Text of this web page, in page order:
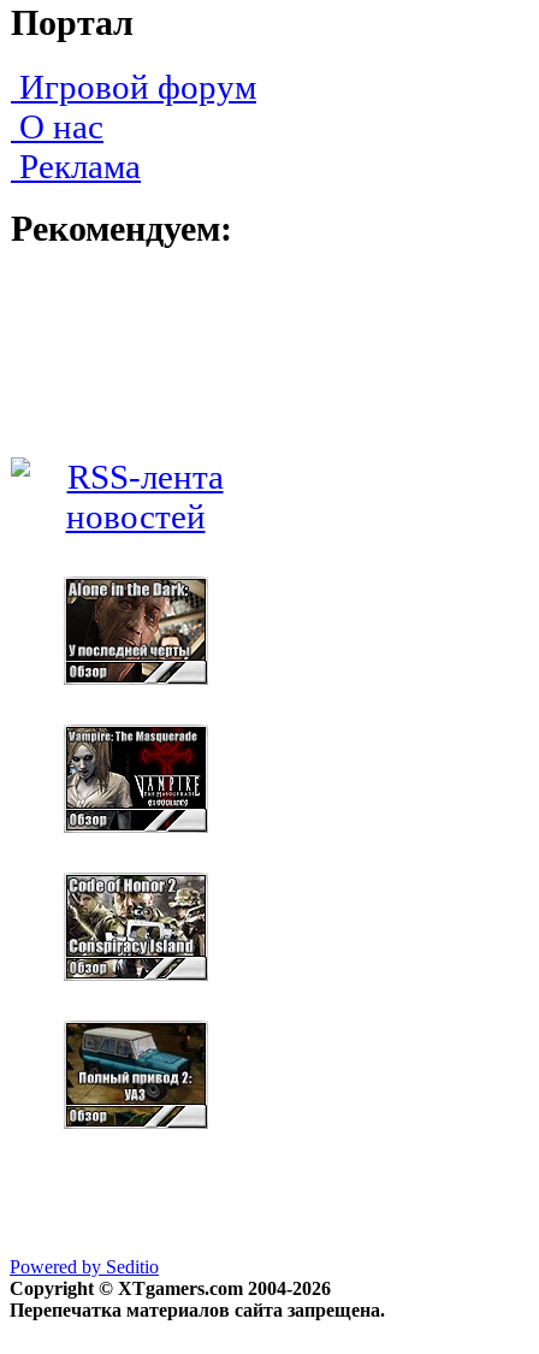
Портал
Игровой форум
О нас
Реклама
Рекомендуем:
Powered by Seditio
Copyright © XTgamers.com 2004-2026
Перепечатка материалов сайта запрещена.